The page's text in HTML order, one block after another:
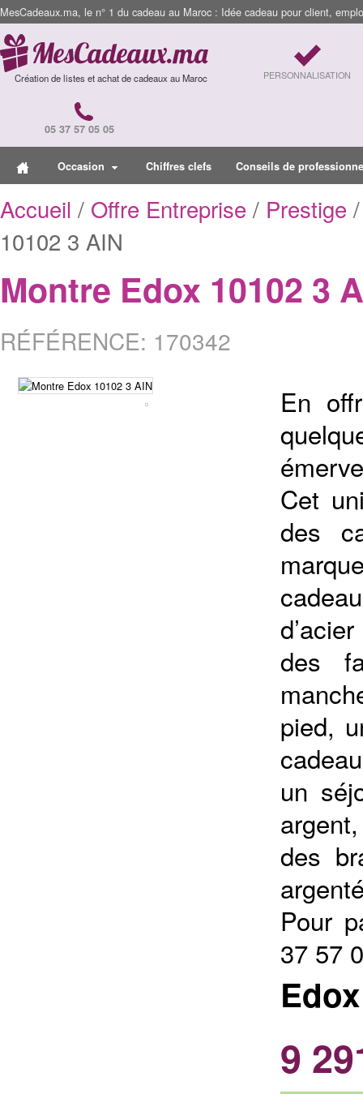
MesCadeaux.ma, le n° 1 du cadeau au Maroc : Idée cadeau pour client,
Création de listes et achat de cadeaux au Maroc PERSONNALISATION
05 37 57 05 05
Occasion Chiffres clefs Conseils de
Accueil / Offre Entreprise / Prestige
10102 3 AIN
Montre Edox 10102 3
RÉFÉRENCE: 170342
En
Cet
des
des
pied,
un
des
Pour
37 57
Edox
9